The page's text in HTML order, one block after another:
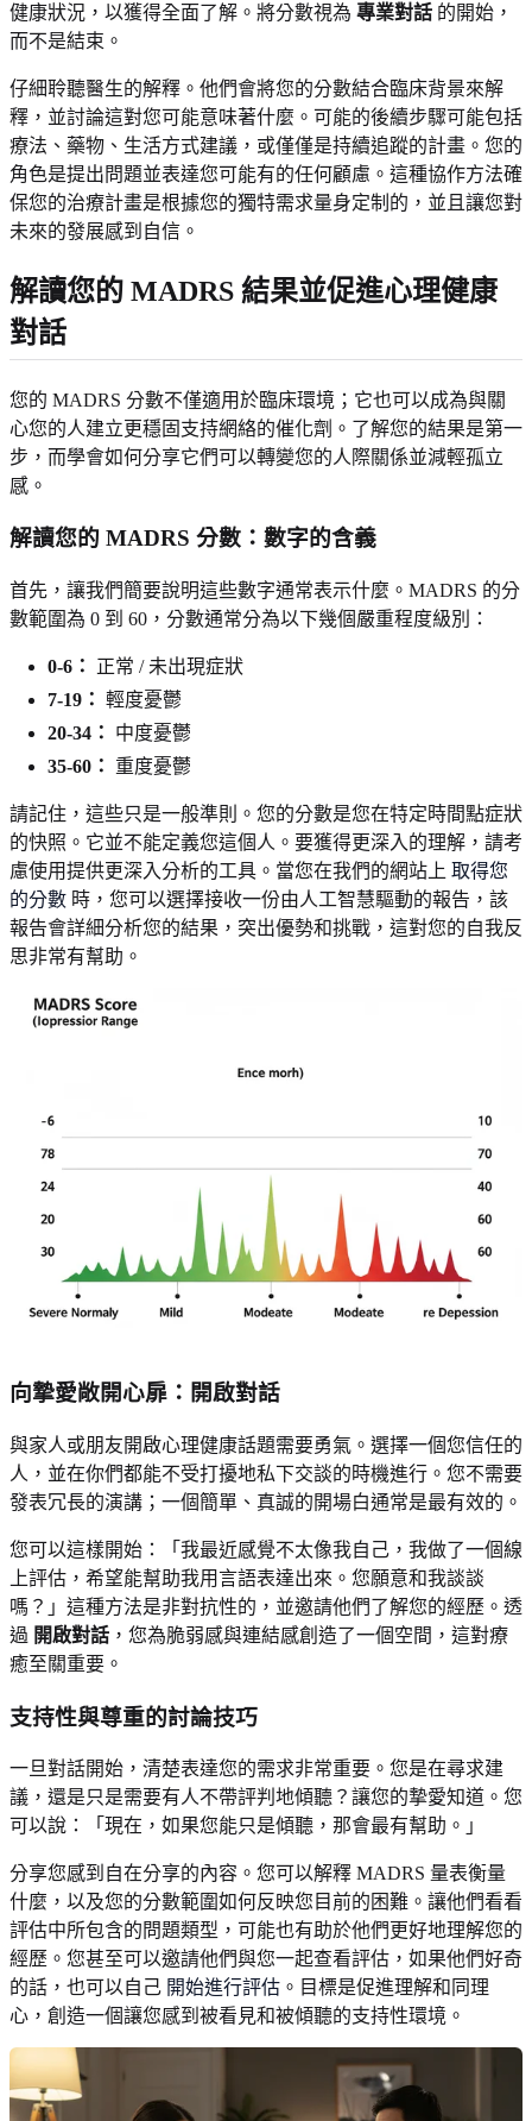
健康狀況，以獲得全面了解。將分數視為 專業對話 的開始，
而不是結束。
仔細聆聽醫生的解釋。他們會將您的分數結合臨床背景來解
釋，並討論這對您可能意味著什麼。可能的後續步驟可能包括
療法、藥物、生活方式建議，或僅僅是持續追蹤的計畫。您的
角色是提出問題並表達您可能有的任何顧慮。這種協作方法確
保您的治療計畫是根據您的獨特需求量身定制的，並且讓您對
未來的發展感到自信。
解讀您的 MADRS 結果並促進心理健康
對話
您的 MADRS 分數不僅適用於臨床環境；它也可以成為與關
心您的人建立更穩固支持網絡的催化劑。了解您的結果是第一
步，而學會如何分享它們可以轉變您的人際關係並減輕孤立
感。
解讀您的 MADRS 分數：數字的含義
首先，讓我們簡要說明這些數字通常表示什麼。MADRS 的分
數範圍為 0 到 60，分數通常分為以下幾個嚴重程度級別：
0-6：
正常 / 未出現症狀
7-19： 輕度憂鬱
20-34：
中度憂鬱
35-60：
重度憂鬱
請記住，這些只是一般準則。您的分數是您在特定時間點症狀
的快照。它並不能定義您這個人。要獲得更深入的理解，請考
慮使用提供更深入分析的工具。當您在我們的網站上 取得您
的分數 時，您可以選擇接收一份由人工智慧驅動的報告，該
報告會詳細分析您的結果，突出優勢和挑戰，這對您的自我反
思非常有幫助。
向摯愛敞開心扉：開啟對話
與家人或朋友開啟心理健康話題需要勇氣。選擇一個您信任的
人，並在你們都能不受打擾地私下交談的時機進行。您不需要
發表冗長的演講；一個簡單、真誠的開場白通常是最有效的。
您可以這樣開始：「我最近感覺不太像我自己，我做了一個線
上評估，希望能幫助我用言語表達出來。您願意和我談談
嗎？」這種方法是非對抗性的，並邀請他們了解您的經歷。透
過 開啟對話 ，您為脆弱感與連結感創造了一個空間，這對療
癒至關重要。
支持性與尊重的討論技巧
一旦對話開始，清楚表達您的需求非常重要。您是在尋求建
議，還是只是需要有人不帶評判地傾聽？讓您的摯愛知道。您
可以說：「現在，如果您能只是傾聽，那會最有幫助。」
分享您感到自在分享的內容。您可以解釋 MADRS 量表衡量
什麼，以及您的分數範圍如何反映您目前的困難。讓他們看看
評估中所包含的問題類型，可能也有助於他們更好地理解您的
經歷。您甚至可以邀請他們與您一起查看評估，如果他們好奇
的話，也可以自己 開始進行評估 。目標是促進理解和同理
心，創造一個讓您感到被看見和被傾聽的支持性環境。